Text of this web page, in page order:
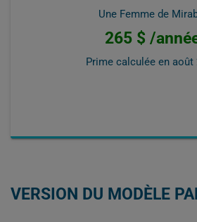
Une Femme de
265 $ /
Prime calculée en août
VERSION DU MODÈLE